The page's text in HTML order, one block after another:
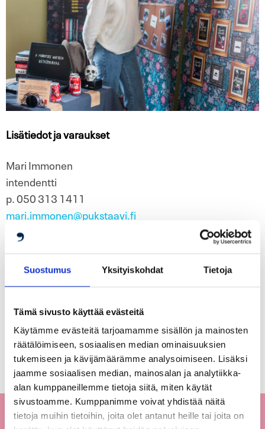
Suostumus Yksityiskohdat Tietoja
Tämä sivusto käyttää evästeitä
Käytämme evästeitä tarjoamamme sisällön ja mainosten
räätälöimiseen, sosiaalisen median ominaisuuksien
tukemiseen ja kävijämäärämme analysoimiseen. Lisäksi
jaamme sosiaalisen median, mainosalan ja analytiikka-
alan kumppaneillemme tietoja siitä, miten käytät
sivustoamme. Kumppanimme voivat yhdistää näitä
tietoja muihin tietoihin, joita olet antanut heille tai joita on
Lisätiedot ja varaukset
Mari Immonen
intendentti
p. 050 313 1411
mari.immonen@pukstaavi.fi
Peruutusehdot:
Voit perua varauksen veloituksetta 7
peruutuksista veloitamme 50 % lainahinnasta.